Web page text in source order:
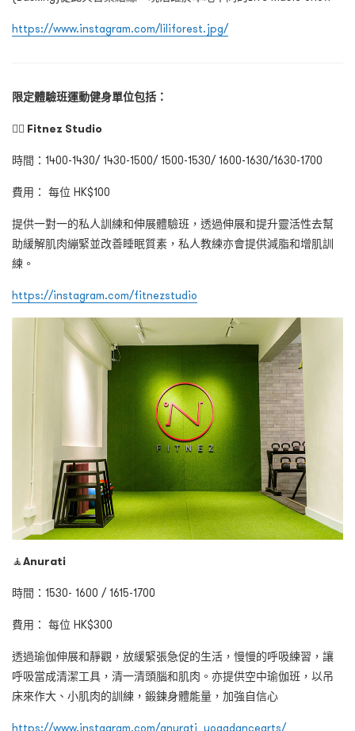
https://www.instagram.com/liliforest.jpg/
限定體驗班運動健身單位包括：
🏋️‍♀️ Fitnez Studio
時間：1400-1430/ 1430-1500/ 1500-1530/ 1600-1630/1630-1700
費用： 每位 HK$100
提供一對一的私人訓練和伸展體驗班，透過伸展和提升靈活性去幫
助緩解肌肉繃緊並改善睡眠質素，私人教練亦會提供減脂和增肌訓
練。
https://instagram.com/fitnezstudio
🧘Anurati
時間：1530- 1600 / 1615-1700
費用： 每位 HK$300
透過瑜伽伸展和靜觀，放緩緊張急促的生活，慢慢的呼吸練習，讓
呼吸當成清潔工具，清一清頭腦和肌肉。亦提供空中瑜伽班，以吊
床來作大、小肌肉的訓練，鍛鍊身體能量，加強自信心
https://www.instagram.com/anurati_yogadancearts/